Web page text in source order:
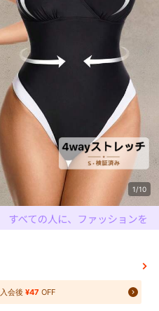
1/10
入会後¥47 OFF